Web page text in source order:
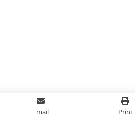
Email Print